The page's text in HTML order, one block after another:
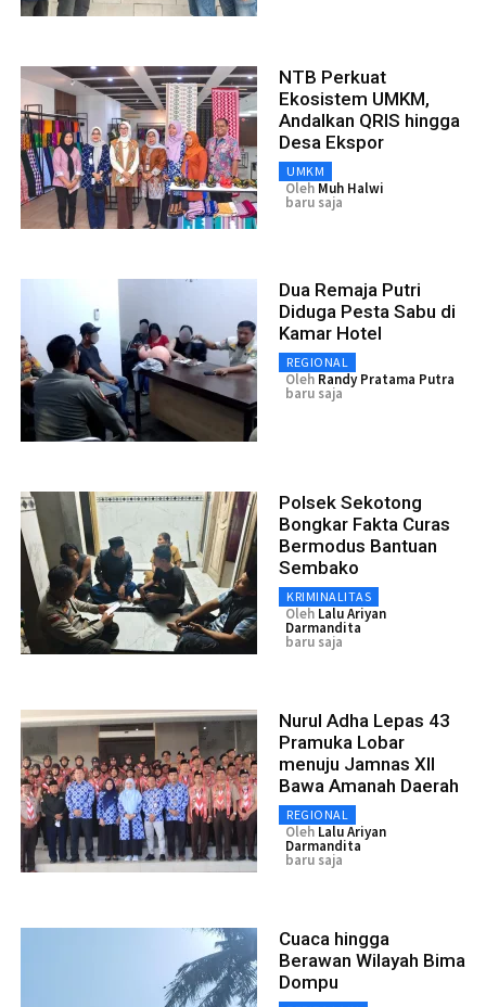
NTB Perkuat
Ekosistem UMKM,
Andalkan QRIS hingga
Desa Ekspor
UMKM
Oleh Muh Halwi
baru saja
Dua Remaja Putri
Diduga Pesta Sabu di
Kamar Hotel
REGIONAL
Oleh Randy Pratama Putra
baru saja
Polsek Sekotong
Bongkar Fakta Curas
Bermodus Bantuan
Sembako
KRIMINALITAS
Oleh Lalu Ariyan
Darmandita
baru saja
Nurul Adha Lepas 43
Pramuka Lobar
menuju Jamnas XII
Bawa Amanah Daerah
REGIONAL
Oleh Lalu Ariyan
Darmandita
baru saja
Cuaca hingga
Berawan Wilayah Bima
Dompu